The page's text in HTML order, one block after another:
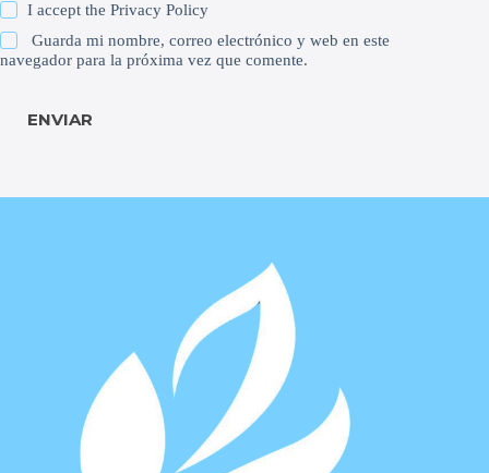
I accept thePrivacy Policy
Guarda mi nombre, correo electrónico y web en este
navegador para la próxima vez que comente.
ENVIAR